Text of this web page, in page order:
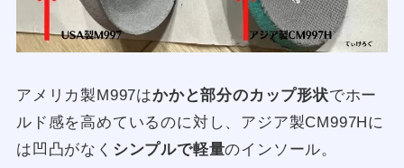
アメリカ製M997はかかと部分のカップ形状でホー
ルド感を高めているのに対し、アジア製CM997Hに
は凹凸がなく シンプルで軽量のインソール。